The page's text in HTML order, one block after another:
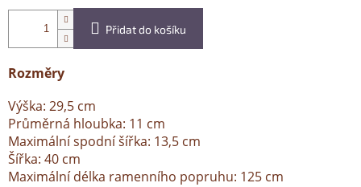
Přidat do košíku
Rozměry
Výška: 29,5 cm
Průměrná hloubka: 11 cm
Maximální spodní šířka: 13,5 cm
Šířka: 40 cm
Maximální délka ramenního popruhu: 125 cm